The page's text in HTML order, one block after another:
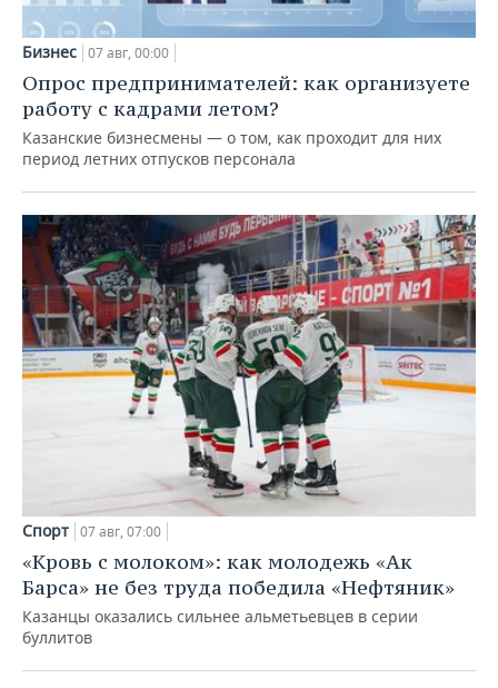
Бизнес 07 авг, 00:00
Опрос предпринимателей: как организуете
работу с кадрами летом?
Казанские бизнесмены — о том, как проходит для них
период летних отпусков персонала
Спорт 07 авг, 07:00
«Кровь с молоком»: как молодежь «Ак
Барса» не без труда победила «Нефтяник»
Казанцы оказались сильнее альметьевцев в серии
буллитов